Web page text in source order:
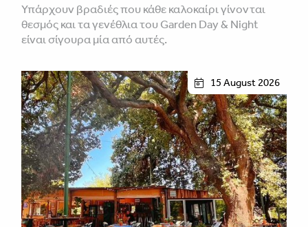
Υπάρχουν βραδιές που κάθε καλοκαίρι γίνονται
θεσμός και τα γενέθλια του Garden Day & Night
είναι σίγουρα μία από αυτές.
15 August 2026